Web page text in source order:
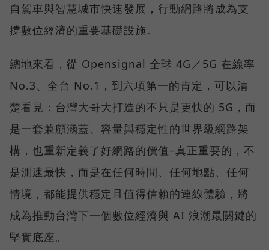
自駕車與智慧城市快速發展，行動網路將成為支
撐數位經濟的重要基礎設施。
總地來看，從 Opensignal 全球 4G／5G 在線率
No.3、全台 No.1，到六項第一的肯定，可以清
楚看見：台灣大哥大打造的不只是更快的 5G，而
是一套兼顧涵蓋、容量與穩定性的世界級網路架
構，也重新定義了好網路的價值–真正重要的，不
是測速最快，而是在任何時間、任何地點、任何
情境，都能提供穩定且值得信賴的連線體驗，將
成為推動台灣下一個數位經濟與 AI 浪潮最關鍵的
堅實底座。